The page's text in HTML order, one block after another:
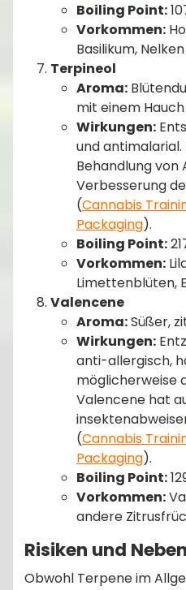
Boiling Point:
Vorkommen:
Basilikum, Nelken
Terpineol
Aroma:
mit einem
Wirkungen:
und
Behandlung von
Verbesserung
(Cannabis
Packaging)​.
Boiling Point:
Vorkommen:
Limettenblüten,
Valencene
Aroma:Süßer,
Wirkungen:
anti-allergisch,
möglicherweise
Valencene hat
(Cannabis
Packaging)​.
Boiling Point:
Vorkommen:
andere
Risiken und
Obwohl Terpene im